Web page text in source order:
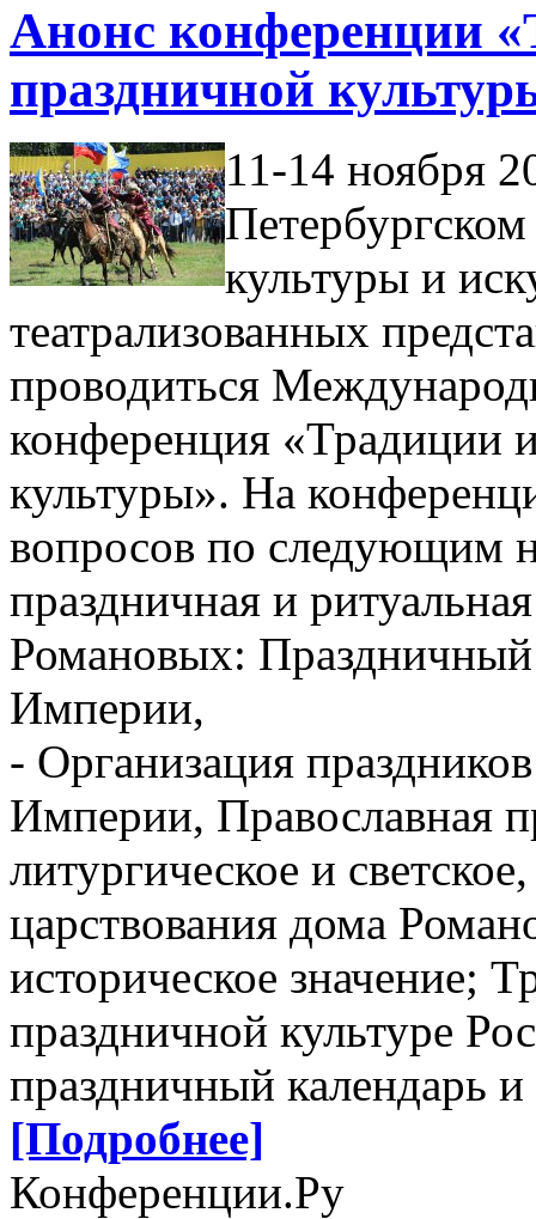
Анонс конференции
праздничной
11-14 ноября
культуры и
театрализованных
проводиться
конференция «Традиции
культуры». На
вопросов по следующим
праздничная и
Романовых: Праздничный
Империи,
- Организация
Империи, Православная
литургическое и
царствования дома
историческое значение;
праздничной культуре
праздничный календарь
[Подробнее]
Конференции.Ру